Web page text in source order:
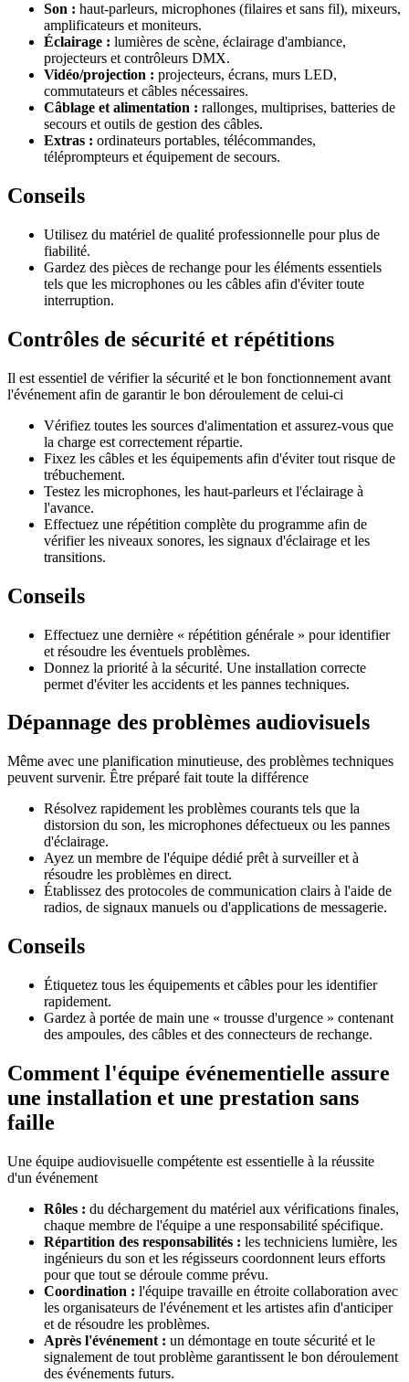
Son : haut-parleurs, microphones (filaires et sans fil), mixeurs,
amplificateurs et moniteurs.
Éclairage : lumières de scène, éclairage d'ambiance,
projecteurs et contrôleurs DMX.
Vidéo/projection : projecteurs, écrans, murs LED,
commutateurs et câbles nécessaires.
Câblage et alimentation : rallonges, multiprises, batteries de
secours et outils de gestion des câbles.
Extras : ordinateurs portables, télécommandes,
téléprompteurs et équipement de secours.
Conseils
Utilisez du matériel de qualité professionnelle pour plus de
fiabilité.
Gardez des pièces de rechange pour les éléments essentiels
tels que les microphones ou les câbles afin d'éviter toute
interruption.
Contrôles de sécurité et répétitions
Il est essentiel de vérifier la sécurité et le bon fonctionnement avant
l'événement afin de garantir le bon déroulement de celui-ci
Vérifiez toutes les sources d'alimentation et assurez-vous que
la charge est correctement répartie.
Fixez les câbles et les équipements afin d'éviter tout risque de
trébuchement.
Testez les microphones, les haut-parleurs et l'éclairage à
l'avance.
Effectuez une répétition complète du programme afin de
vérifier les niveaux sonores, les signaux d'éclairage et les
transitions.
Conseils
Effectuez une dernière « répétition générale » pour identifier
et résoudre les éventuels problèmes.
Donnez la priorité à la sécurité. Une installation correcte
permet d'éviter les accidents et les pannes techniques.
Dépannage des problèmes audiovisuels
Même avec une planification minutieuse, des problèmes techniques
peuvent survenir. Être préparé fait toute la différence
Résolvez rapidement les problèmes courants tels que la
distorsion du son, les microphones défectueux ou les pannes
d'éclairage.
Ayez un membre de l'équipe dédié prêt à surveiller et à
résoudre les problèmes en direct.
Établissez des protocoles de communication clairs à l'aide de
radios, de signaux manuels ou d'applications de messagerie.
Conseils
Étiquetez tous les équipements et câbles pour les identifier
rapidement.
Gardez à portée de main une « trousse d'urgence » contenant
des ampoules, des câbles et des connecteurs de rechange.
Comment l'équipe événementielle assure
une installation et une prestation sans
faille
Une équipe audiovisuelle compétente est essentielle à la réussite
d'un événement
Rôles : du déchargement du matériel aux vérifications finales,
chaque membre de l'équipe a une responsabilité spécifique.
Répartition des responsabilités : les techniciens lumière, les
ingénieurs du son et les régisseurs coordonnent leurs efforts
pour que tout se déroule comme prévu.
Coordination : l'équipe travaille en étroite collaboration avec
les organisateurs de l'événement et les artistes afin d'anticiper
et de résoudre les problèmes.
Après l'événement : un démontage en toute sécurité et le
signalement de tout problème garantissent le bon déroulement
des événements futurs.